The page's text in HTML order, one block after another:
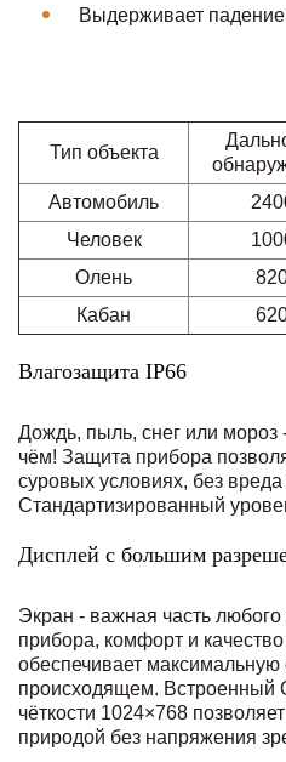
Выдерживает
Тип объекта
Автомобиль
Человек
Олень
Кабан
Влагозащита IP66
Дождь, пыль, снег или мороз
чём! Защита прибора
суровых условиях, без вреда
Стандартизированный
Дисплей с большим
Экран - важная часть любого
прибора, комфорт и
обеспечивает максимальную
происходящем. Встроенный
чёткости 1024×768
природой без напряжения